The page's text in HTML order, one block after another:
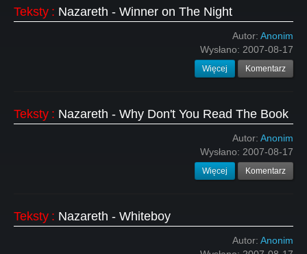
Teksty : Nazareth - Winner on The Night
Autor: Anonim
Wysłano: 2007-08-17
Więcej Komentarz
Teksty : Nazareth - Why Don't You Read The Book
Autor: Anonim
Wysłano: 2007-08-17
Więcej Komentarz
Teksty : Nazareth - Whiteboy
Autor: Anonim